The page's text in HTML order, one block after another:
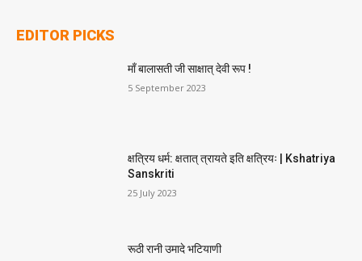
EDITOR PICKS
माँ बालासती जी साक्षात् देवी रूप !
5 September 2023
क्षत्रिय धर्म: क्षतात् त्रायते इति क्षत्रियः | Kshatriya
Sanskriti
25 July 2023
रूठी रानी उमादे भटियाणी